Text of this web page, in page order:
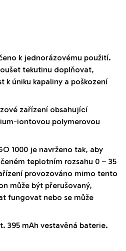
k jednorázovému použití.
tekutinu doplňovat,
k úniku kapaliny a poškození
zařízení obsahující
iontovou polymerovou
1000 je navrženo tak, aby
teplotním rozsahu 0 – 35
provozováno mimo tento
může být přerušovaný,
fungovat nebo se může
395 mAh vestavěná baterie.